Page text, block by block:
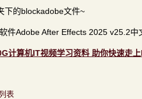
下的blockadobe文件~
件Adobe After Effects 2025 v25.2
计算机IT视频学习资料 助你快速走
表